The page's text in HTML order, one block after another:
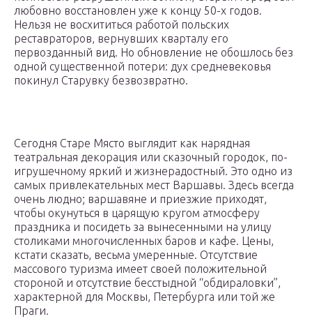
любовно восстановлен уже к концу 50-х годов.
Нельзя не восхититься работой польских
реставраторов, вернувших кварталу его
первозданный вид. Но обновление не обошлось без
одной существенной потери: дух средневековья
покинул Старувку безвозвратно.
Сегодня Старе Място выглядит как нарядная
театральная декорация или сказочный городок, по-
игрушечному яркий и жизнерадостный. Это одно из
самых привлекательных мест Варшавы. Здесь всегда
очень людно; варшавяне и приезжие приходят,
чтобы окунуться в царящую кругом атмосферу
праздника и посидеть за вынесенными на улицу
столиками многочисленных баров и кафе. Цены,
кстати сказать, весьма умеренные. Отсутствие
массового туризма имеет своей положительной
стороной и отсутствие бесстыдной “обдираловки”,
характерной для Москвы, Петербурга или той же
Праги.